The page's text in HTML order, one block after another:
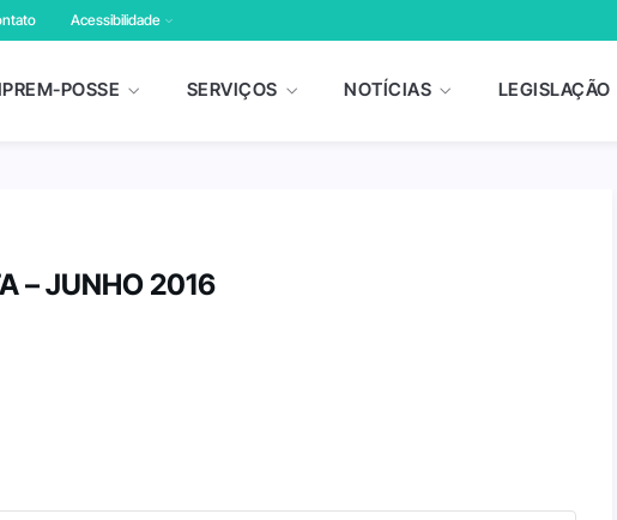
Acessibilidade
POSSE SERVIÇOS NOTÍCIAS LEGISLAÇÃO
– JUNHO 2016